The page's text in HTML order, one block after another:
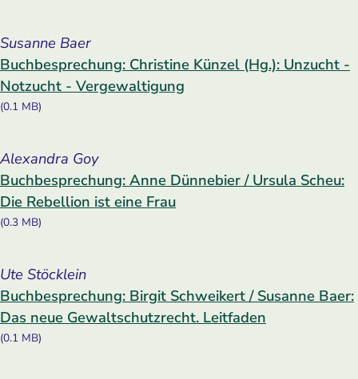
Susanne Baer
Buchbesprechung: Christine Künzel (Hg.): Unzucht -
Notzucht - Vergewaltigung
(0.1 MB)
Alexandra Goy
Buchbesprechung: Anne Dünnebier / Ursula Scheu:
Die Rebellion ist eine Frau
(0.3 MB)
Ute Stöcklein
Buchbesprechung: Birgit Schweikert / Susanne Baer:
Das neue Gewaltschutzrecht. Leitfaden
(0.1 MB)